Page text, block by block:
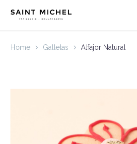
Home Galletas Alfajor Natural